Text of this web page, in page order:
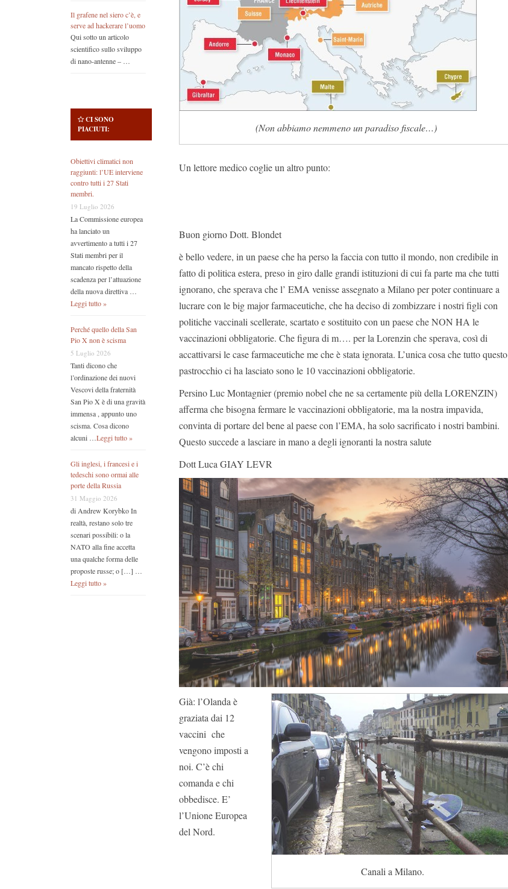
Il grafene nel siero c’è, e
serve ad hackerare l’uomo
Qui sotto un articolo
scientifico sullo sviluppo
di nano-antenne – …
CI SONO
PIACIUTI:
Obiettivi climatici non
raggiunti: l’UE interviene
contro tutti i 27 Stati
membri.
19 Luglio 2026
La Commissione europea
ha lanciato un
avvertimento a tutti i 27
Stati membri per il
mancato rispetto della
scadenza per l’attuazione
della nuova direttiva …
Leggi tutto »
Perché quello della San
Pio X non è scisma
5 Luglio 2026
Tanti dicono che
l’ordinazione dei nuovi
Vescovi della fraternità
San Pio X è di una gravità
immensa , appunto uno
scisma. Cosa dicono
alcuni …Leggi tutto »
Gli inglesi, i francesi e i
tedeschi sono ormai alle
porte della Russia
31 Maggio 2026
di Andrew Korybko In
realtà, restano solo tre
scenari possibili: o la
NATO alla fine accetta
una qualche forma delle
proposte russe; o […] …
Leggi tutto »
(Non abbiamo nemmeno un paradiso fiscale…)
Un lettore medico coglie un altro punto:
Buon giorno Dott. Blondet
è bello vedere, in un paese che ha perso la faccia con tutto il mondo, non credibile in
fatto di politica estera, preso in giro dalle grandi istituzioni di cui fa parte ma che tutti
ignorano, che sperava che l’ EMA venisse assegnato a Milano per poter continuare a
lucrare con le big major farmaceutiche, che ha deciso di zombizzare i nostri figli con
politiche vaccinali scellerate, scartato e sostituito con un paese che NON HA le
vaccinazioni obbligatorie. Che figura di m…. per la Lorenzin che sperava, così di
accattivarsi le case farmaceutiche me che è stata ignorata. L’unica cosa che tutto questo
pastrocchio ci ha lasciato sono le 10 vaccinazioni obbligatorie.
Persino Luc Montagnier (premio nobel che ne sa certamente più della LORENZIN)
afferma che bisogna fermare le vaccinazioni obbligatorie, ma la nostra impavida,
convinta di portare del bene al paese con l’EMA, ha solo sacrificato i nostri bambini.
Questo succede a lasciare in mano a degli ignoranti la nostra salute
Dott Luca GIAY LEVR
Canali a Milano.
Già: l’Olanda è
graziata dai 12
vaccini che
vengono imposti a
noi. C’è chi
comanda e chi
obbedisce. E’
l’Unione Europea
del Nord.